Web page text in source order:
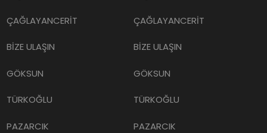
ÇAĞLAYANCERİT
BİZE ULAŞIN
GÖKSUN
TÜRKOĞLU
PAZARCIK
ÇAĞLAYANCERİT
BİZE ULAŞIN
GÖKSUN
TÜRKOĞLU
PAZARCIK